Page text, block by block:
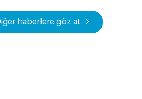
haberlere göz at